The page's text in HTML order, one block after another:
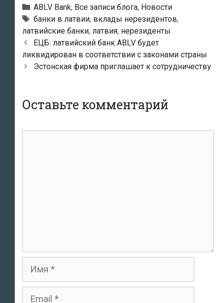
Рубрики
ABLV Bank, Все записи блога, Новости
Тэги
банки в латвии, вклады нерезидентов,
латвийские банки, латвия, нерезиденты
Навигация
по
записям
ЕЦБ: латвийский банк ABLV будет
ликвидирован в соответствии с законами страны
Эстонская фирма приглашает к сотрудничеству
Оставьте комментарий
Имя
Email